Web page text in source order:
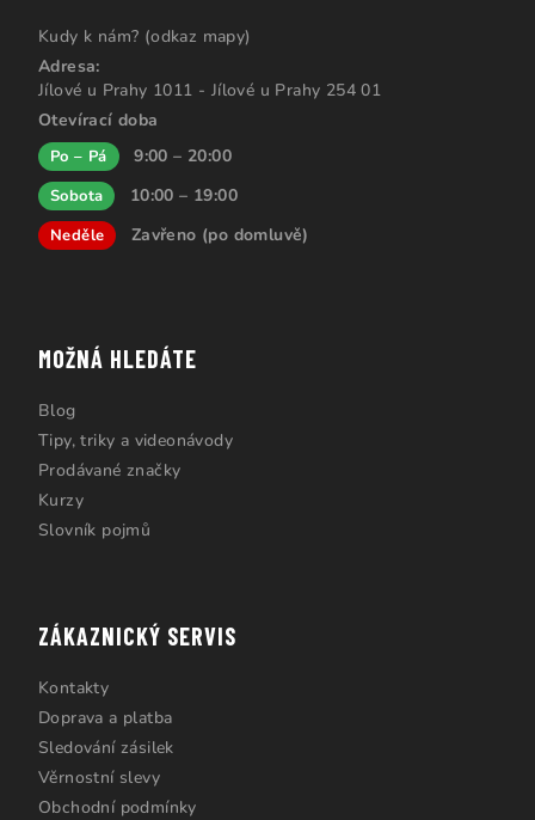
Kudy k nám? (odkaz mapy)
Adresa:
Jílové u Prahy 1011 - Jílové u Prahy 254 01
Otevírací doba
Po – Pá 9:00 – 20:00
Sobota 10:00 – 19:00
Neděle Zavřeno (po domluvě)
MOŽNÁ HLEDÁTE
Blog
Tipy, triky a videonávody
Prodávané značky
Kurzy
Slovník pojmů
ZÁKAZNICKÝ SERVIS
Kontakty
Doprava a platba
Sledování zásilek
Věrnostní slevy
Obchodní podmínky